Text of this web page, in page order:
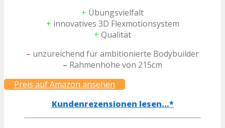
+ Übungsvielfalt
+ innovatives 3D Flexmotionsystem
+ Qualität
– unzureichend für ambitionierte Bodybuilder
– Rahmenhöhe von 215cm
Preis auf Amazon ansehen
Kundenrezensionen lesen…*